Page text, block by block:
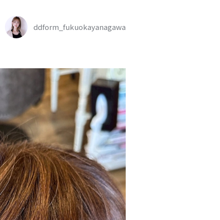
ddform_fukuokayanagawa